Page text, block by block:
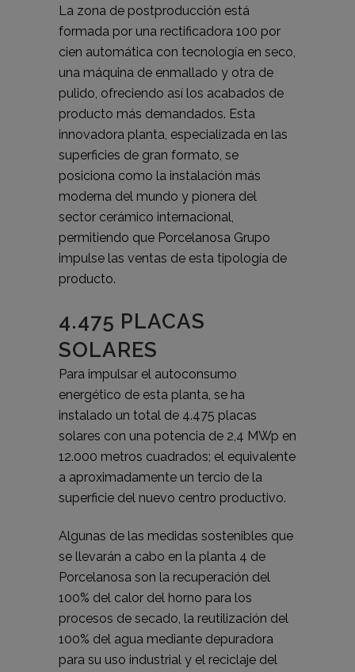
La zona de postproducción está
formada por una rectificadora 100 por
cien automática con tecnología en seco,
una máquina de enmallado y otra de
pulido, ofreciendo así los acabados de
producto más demandados. Esta
innovadora planta, especializada en las
superficies de gran formato, se
posiciona como la instalación más
moderna del mundo y pionera del
sector cerámico internacional,
permitiendo que Porcelanosa Grupo
impulse las ventas de esta tipología de
producto.
4.475 PLACAS
SOLARES
Para impulsar el autoconsumo
energético de esta planta, se ha
instalado un total de 4.475 placas
solares con una potencia de 2,4 MWp en
12.000 metros cuadrados; el equivalente
a aproximadamente un tercio de la
superficie del nuevo centro productivo.
Algunas de las medidas sostenibles que
se llevarán a cabo en la planta 4 de
Porcelanosa son la recuperación del
100% del calor del horno para los
procesos de secado, la reutilización del
100% del agua mediante depuradora
para su uso industrial y el reciclaje del